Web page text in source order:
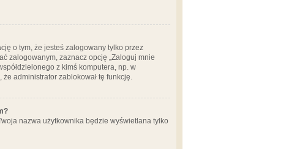
o tym, że jesteś zalogowany tylko przez
zalogowanym, zaznacz opcję „Zaloguj mnie
z kimś komputera, np. w
administrator zablokował tę funkcję.
nazwa użytkownika będzie wyświetlana tylko